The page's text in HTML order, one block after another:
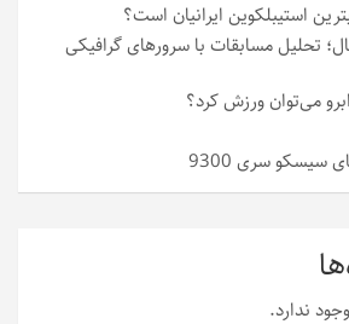
استیبلکوین ایرانیان است؟
تحلیل مسابقات با سرورهای گرافیکی
می‌توان ورزش کرد؟
سیسکو سری 9300
ندارد.